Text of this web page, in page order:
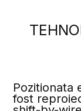
Pozitionata
fost